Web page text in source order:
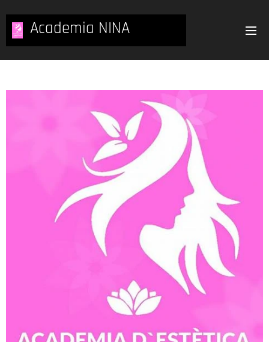
Academia NINA